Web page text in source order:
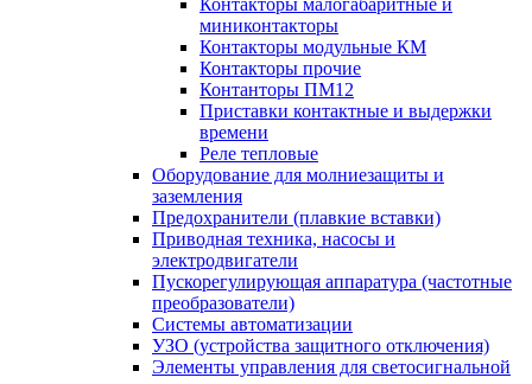
Контакторы малогабаритные и
миниконтакторы
Контакторы модульные КМ
Контакторы прочие
Контанторы ПМ12
Приставки контактные и выдержки
времени
Реле тепловые
Оборудование для молниезащиты и
заземления
Предохранители (плавкие вставки)
Приводная техника, насосы и
электродвигатели
Пускорегулирующая аппаратура (частотные
преобразователи)
Системы автоматизации
УЗО (устройства защитного отключения)
Элементы управления для светосигнальной